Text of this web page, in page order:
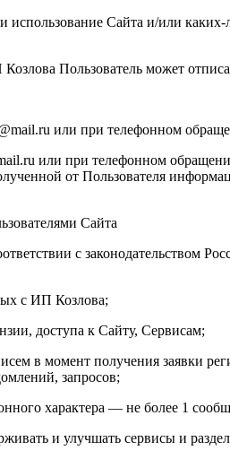
использование Сайта и/или
Пользователь может
или при телефонном
или при телефонном
от Пользователя
Сайта
с законодательством
с ИП Козлова;
доступа к Сайту, Сервисам;
в момент получения заявки
запросов;
характера — не более 1
и улучшать сервисы и